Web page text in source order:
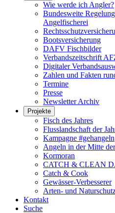
Wie werde ich Angler?
Bundesweite
Angelfischerei
Bootsversicherung
DAFV Fischbilder
Verbandszeitschrift
Digitaler
Zahlen und Fakten
Termine
Presse
Newsletter Archiv
Projekte
Fisch des Jahres
Flusslandschaft der
Kampagne #gehangeln
Angeln in der Mitte
Kormoran
CATCH & CLEAN
Catch & Cook
Gewässer-Verbesserer
Arten- und
Kontakt
Suche